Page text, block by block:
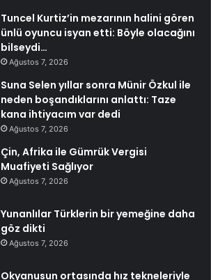
Tuncel Kurtiz’in mezarının halini gören
ünlü oyuncu isyan etti: Böyle olacağını
bilseydi…
Ağustos 7, 2026
Suna Selen yıllar sonra Münir Özkul ile
neden boşandıklarını anlattı: Taze
kana ihtiyacım var dedi
Ağustos 7, 2026
Çin, Afrika ile Gümrük Vergisi
Muafiyeti Sağlıyor
Ağustos 7, 2026
Yunanlılar Türklerin bir yemeğine daha
göz dikti
Ağustos 7, 2026
Okyanusun ortasında hız tekneleriyle